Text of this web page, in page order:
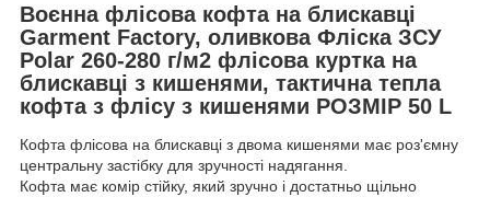
Воєнна флісова кофта на блискавці
Garment Factory, оливкова Фліска ЗСУ
Polar 260-280 г/м2 флісова куртка на
блискавці з кишенями, тактична тепла
кофта з флісу з кишенями РОЗМІР 50 L
Кофта флісова на блискавці з двома кишенями має роз'ємну
центральну застібку для зручності надягання.
Кофта має комір стійку, який зручно і достатньо щільно